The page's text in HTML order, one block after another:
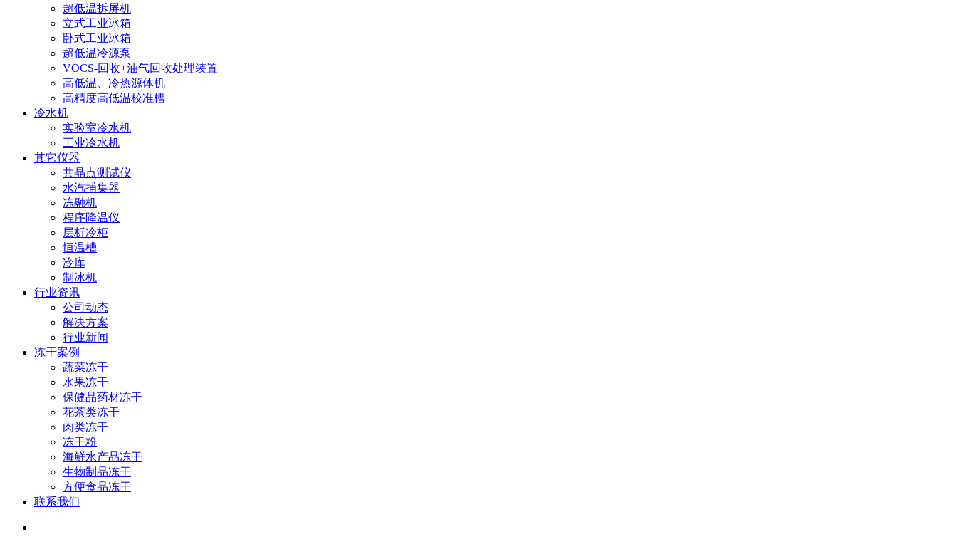
超低温拆屏机
立式工业冰箱
卧式工业冰箱
超低温冷源泵
VOCS-回收+油气回收处理装置
高低温、冷热源体机
高精度高低温校准槽
冷水机
实验室冷水机
工业冷水机
其它仪器
共晶点测试仪
水汽捕集器
冻融机
程序降温仪
层析冷柜
恒温槽
冷库
制冰机
行业资讯
公司动态
解决方案
行业新闻
冻干案例
蔬菜冻干
水果冻干
保健品药材冻干
花茶类冻干
肉类冻干
冻干粉
海鲜水产品冻干
生物制品冻干
方便食品冻干
联系我们